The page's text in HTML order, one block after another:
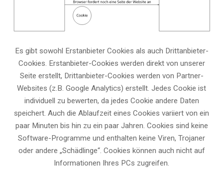
Es gibt sowohl Erstanbieter Cookies als auch Drittanbieter-
Cookies. Erstanbieter-Cookies werden direkt von unserer
Seite erstellt, Drittanbieter-Cookies werden von Partner-
Websites (z.B. Google Analytics) erstellt. Jedes Cookie ist
individuell zu bewerten, da jedes Cookie andere Daten
speichert. Auch die Ablaufzeit eines Cookies variiert von ein
paar Minuten bis hin zu ein paar Jahren. Cookies sind keine
Software-Programme und enthalten keine Viren, Trojaner
oder andere „Schädlinge“. Cookies können auch nicht auf
Informationen Ihres PCs zugreifen.